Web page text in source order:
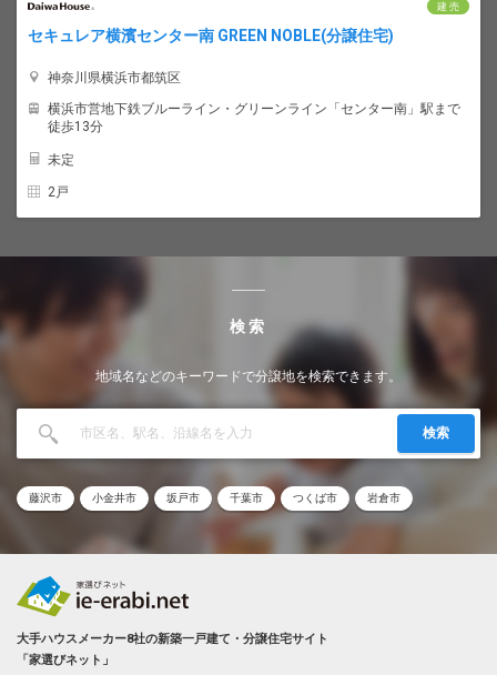
建 売
セキュレア横濱センター南 GREEN NOBLE(分譲住宅)
神奈川県横浜市都筑区
横浜市営地下鉄ブルーライン・グリーンライン「センター南」駅まで
徒歩13分
未定
2戸
検索
地域名などのキーワードで分譲地を検索できます。
検索
藤沢市 小金井市 坂戸市 千葉市 つくば市 岩倉市
大手ハウスメーカー8社の新築一戸建て・分譲住宅サイト
「家選びネット」